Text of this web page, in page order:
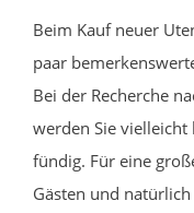
Beim Kauf neuer
paar
Bei der Recherche
werden Sie vielleicht
fündig. Für eine
Gästen und